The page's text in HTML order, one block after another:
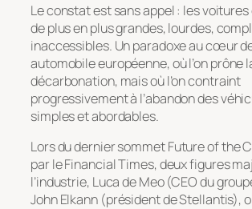
Le constat est sans appel : les
de plus en plus grandes, lourdes,
inaccessibles. Un paradoxe au cœur
automobile européenne, où l’on prône
décarbonation, mais où l’on contraint
progressivement à l’abandon des
simples et abordables.
Lors du dernier sommetFuture of the
par leFinancial Times, deux figures
l’industrie, Luca de Meo (CEO du
John Elkann (président de Stellantis),